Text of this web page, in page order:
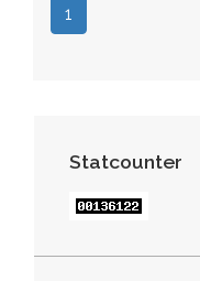
1
Statcounter